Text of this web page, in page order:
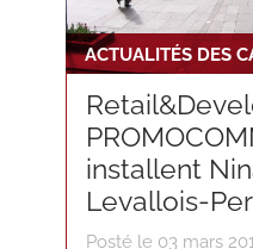
ACTUALITÉS DES
installent
Levallois-
Posté le 03 mars